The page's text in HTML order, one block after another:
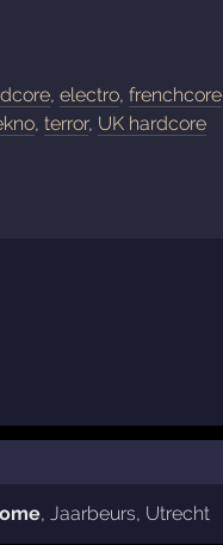
,electro,frenchcore
,terror, UK hardcore
, Jaarbeurs, Utrecht